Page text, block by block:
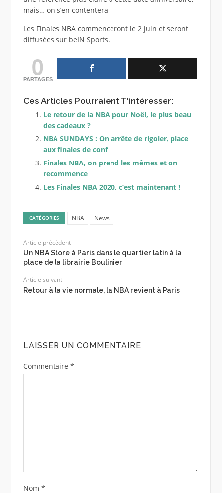
mais… on s’en contentera !
Les Finales NBA commenceront le 2 juin et seront
diffusées sur beIN Sports.
0
PARTAGES
Ces Articles Pourraient T'intéresser:
Le retour de la NBA pour Noël, le plus beau
des cadeaux ?
NBA SUNDAYS : On arrête de rigoler, place
aux finales de conf
Finales NBA, on prend les mêmes et on
recommence
Les Finales NBA 2020, c’est maintenant !
CATÉGORIES NBA News
Article précédent
Un NBA Store à Paris dans le quartier latin à la
place de la librairie Boulinier
Article suivant
Retour à la vie normale, la NBA revient à Paris
LAISSER UN COMMENTAIRE
Commentaire *
Nom *